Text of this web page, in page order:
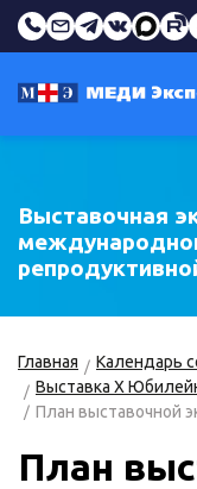
Выставочная
Главная Календарь
План выставочной
План